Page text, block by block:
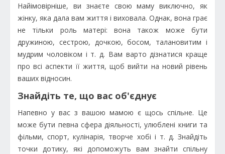
Найімовірніше, ви знаєте свою маму виключно, як
жінку, яка дала вам життя і виховала. Однак, вона грає
не тільки роль матері: вона також може бути
дружиною, сестрою, дочкою, босом, талановитим і
мудрим чоловіком і т. д. Вам варто дізнатися краще
про всі аспекти її життя, щоб вийти на новий рівень
ваших відносин.
Знайдіть те, що вас об'єднує
Напевно у вас з вашою мамою є щось спільне. Це
може бути певна сфера діяльності, улюблені книги та
фільми, спорт, кулінарія, творче хобі і т. д. Знайдіть
точки дотику, які допоможуть вам знайти спільну